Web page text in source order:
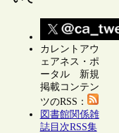
カレントアウ
ェアネス・ポ
ータル 新規
掲載コンテン
ツのRSS：
図書館関係雑
誌目次RSS集